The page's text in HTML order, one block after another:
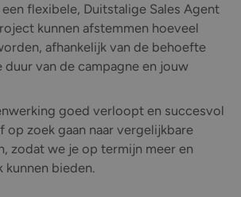
flexibele, Duitstalige Sales Agent
kunnen afstemmen hoeveel
afhankelijk van de behoefte
duur van de campagne en jouw
goed verloopt en succesvol
op zoek gaan naar vergelijkbare
zodat we je op termijn meer en
bieden.